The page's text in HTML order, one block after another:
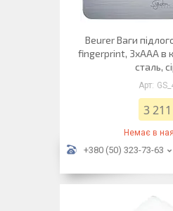
Beurer Ваги
fingerprint, 3хААА в
сталь,
3
Немає в
+380 (50) 323-73-63